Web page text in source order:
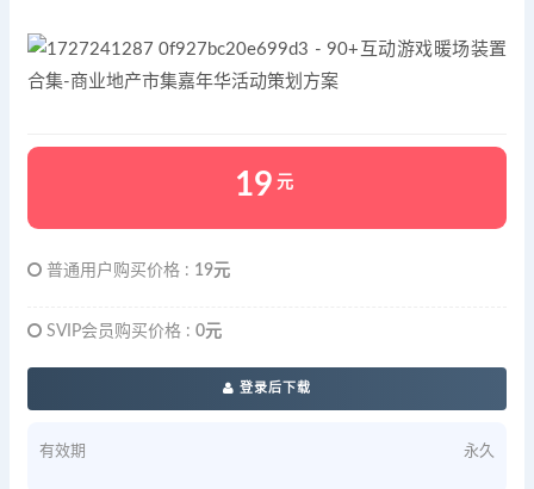
19 元
普通用户购买价格 : 19元
SVIP会员购买价格 : 0元
登录后下载
有效期 永久